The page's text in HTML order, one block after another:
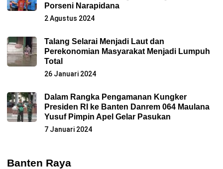
Porseni Narapidana
2 Agustus 2024
Talang Selarai Menjadi Laut dan
Perekonomian Masyarakat Menjadi Lumpuh
Total
26 Januari 2024
Dalam Rangka Pengamanan Kungker
Presiden RI ke Banten Danrem 064 Maulana
Yusuf Pimpin Apel Gelar Pasukan
7 Januari 2024
Banten Raya